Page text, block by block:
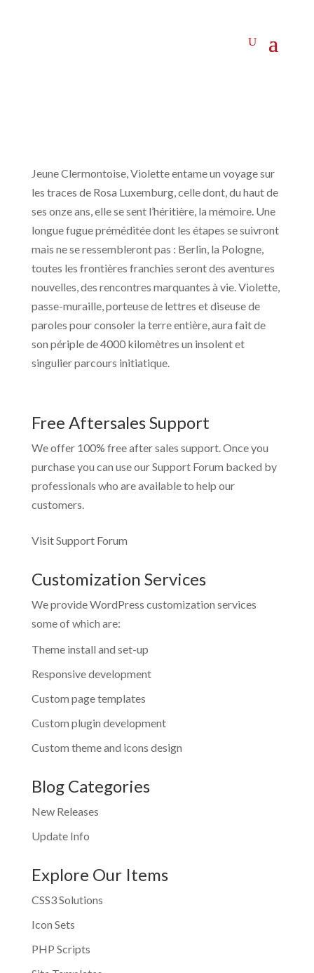
Jeune Clermontoise, Violette entame un voyage sur
les traces de Rosa Luxemburg, celle dont, du haut de
ses onze ans, elle se sent l’héritière, la mémoire. Une
longue fugue préméditée dont les étapes se suivront
mais ne se ressembleront pas : Berlin, la Pologne,
toutes les frontières franchies seront des aventures
nouvelles, des rencontres marquantes à vie. Violette,
passe-muraille, porteuse de lettres et diseuse de
paroles pour consoler la terre entière, aura fait de
son périple de 4000 kilomètres un insolent et
singulier parcours initiatique.
Free Aftersales Support
We offer 100% free after sales support. Once you
purchase you can use ourSupport Forum backed by
professionals who are available to help our
customers.
Visit Support Forum
Customization Services
We provide WordPress customization services
some of which are:
Theme install and set-up
Responsive development
Custom page templates
Custom plugin development
Custom theme and icons design
Blog Categories
New Releases
Update Info
Explore Our Items
CSS3 Solutions
Icon Sets
PHP Scripts